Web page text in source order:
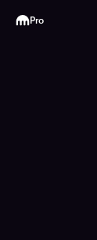
Kraken
Pro